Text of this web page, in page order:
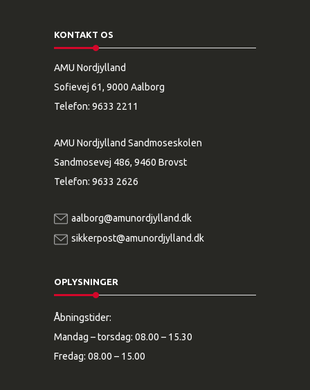
KONTAKT OS
AMU Nordjylland
Sofievej 61, 9000 Aalborg
Telefon: 9633 2211
AMU Nordjylland Sandmoseskolen
Sandmosevej 486, 9460 Brovst
Telefon: 9633 2626
aalborg@amunordjylland.dk
sikkerpost@amunordjylland.dk
OPLYSNINGER
Åbningstider:
Mandag – torsdag: 08.00 – 15.30
Fredag: 08.00 – 15.00